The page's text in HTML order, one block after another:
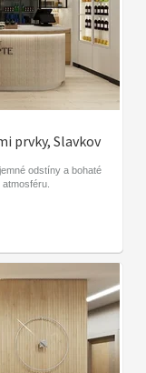
prvky, Slavkov
odstíny a bohaté